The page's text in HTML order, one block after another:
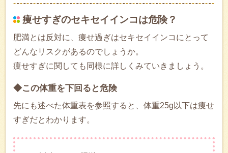
痩せすぎのセキセイインコは危険？
肥満とは反対に、痩せ過ぎはセキセイインコにとって
どんなリスクがあるのでしょうか。
痩せすぎに関しても同様に詳しくみていきましょう。
◆この体重を下回ると危険
先にも述べた体重表を参照すると、体重25g以下は痩せ
すぎだとわかります。